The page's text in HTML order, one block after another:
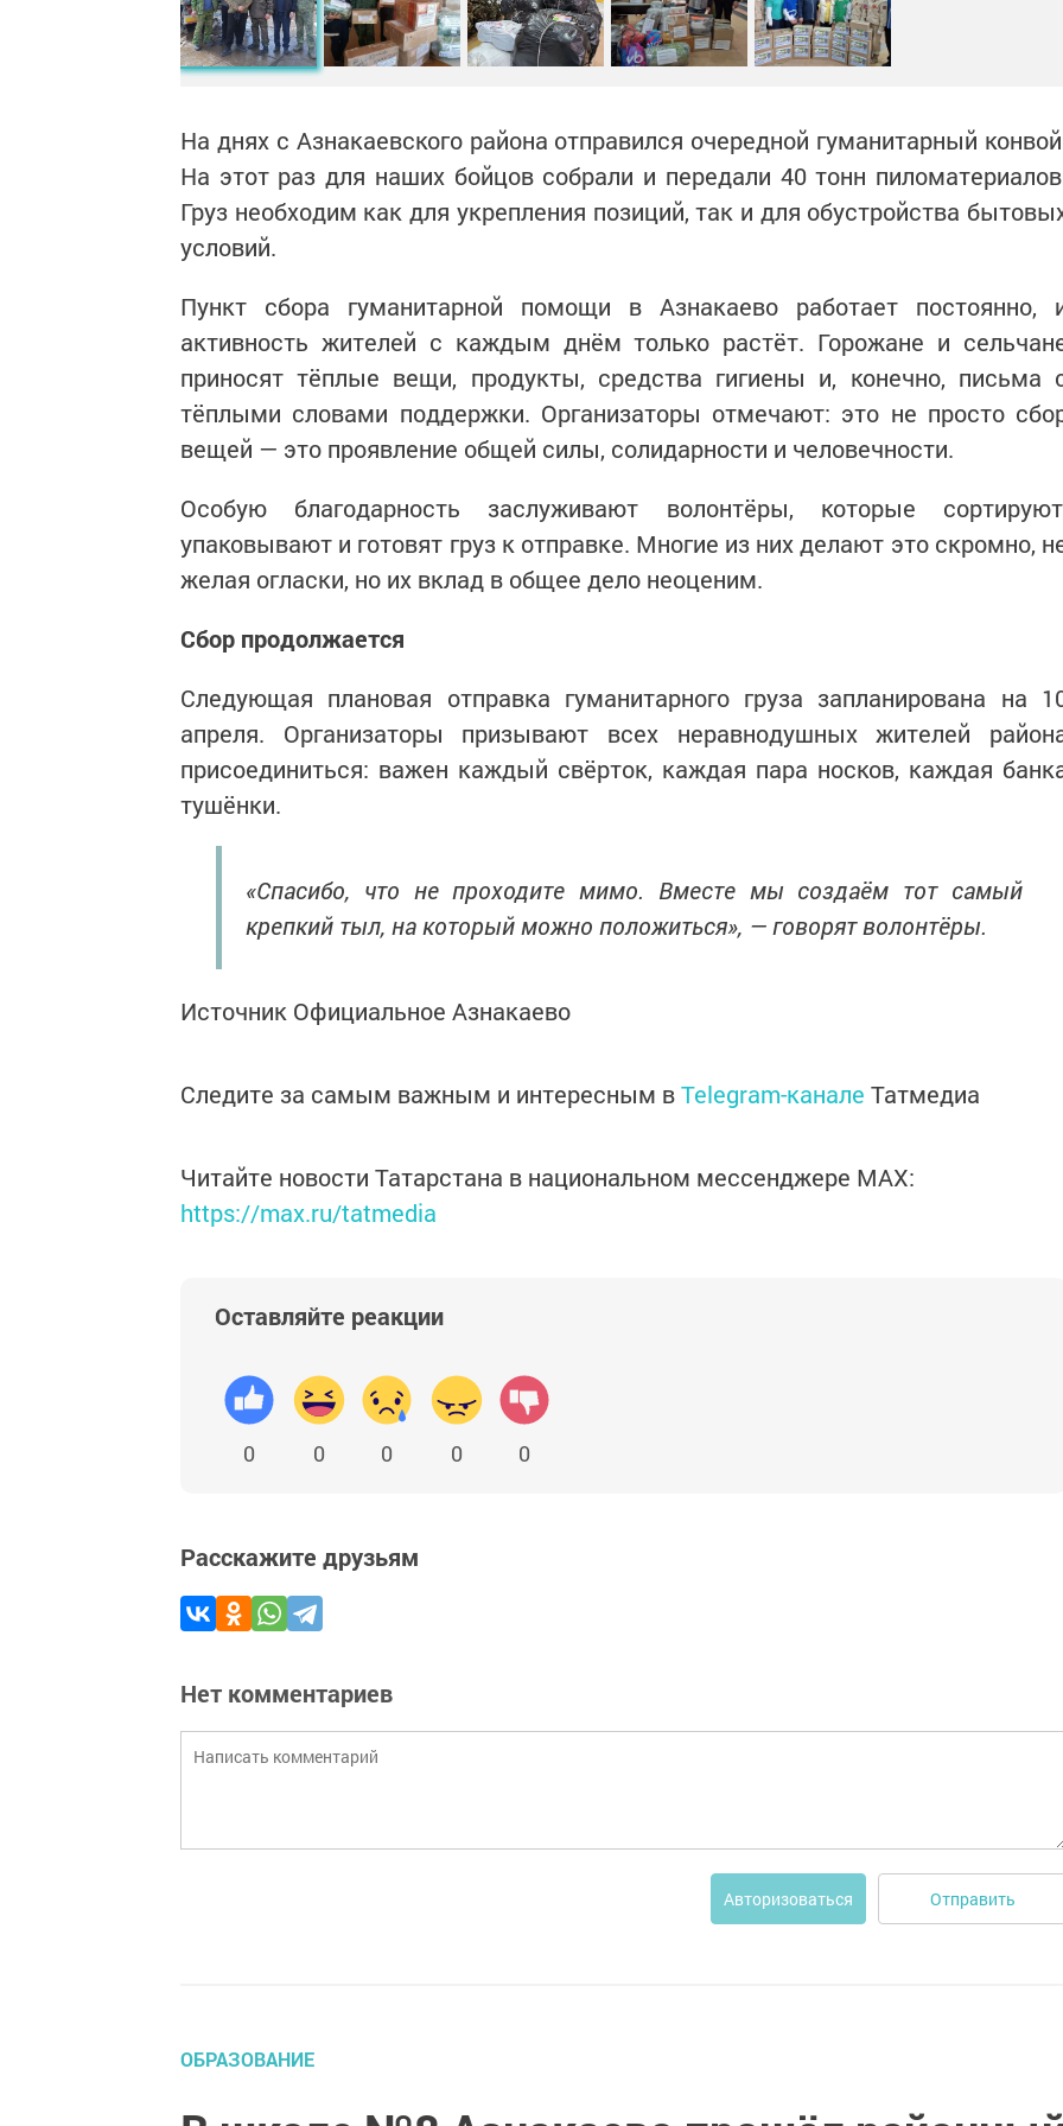
На днях с Азнакаевского района отправился очередной гуманитарный
На этот раз для наших бойцов собрали и передали 40 тонн
Груз необходим как для укрепления позиций, так и для обустройства
условий.
Пункт сбора гуманитарной помощи в Азнакаево работает постоянно,
активность жителей с каждым днём только растёт. Горожане и
приносят тёплые вещи, продукты, средства гигиены и, конечно, письма
тёплыми словами поддержки. Организаторы отмечают: это не просто
вещей — это проявление общей силы, солидарности и человечности.
Особую благодарность заслуживают волонтёры, которые
упаковывают и готовят груз к отправке. Многие из них делают это скромно,
желая огласки, но их вклад в общее дело неоценим.
Сбор продолжается
Следующая плановая отправка гуманитарного груза запланирована на
апреля. Организаторы призывают всех неравнодушных жителей
присоединиться: важен каждый свёрток, каждая пара носков, каждая
тушёнки.
«Спасибо, что не проходите мимо. Вместе мы создаём тот самый
крепкий тыл, на который можно положиться», — говорят волонтёры.
Источник Официальное Азнакаево
Следите за самым важным и интересным вTelegram-канале Татмедиа
Читайте новости Татарстана в национальном мессенджере MАХ:
https://max.ru/tatmedia
Оставляйте реакции
0 0 0 0 0
Расскажите друзьям
Нет комментариев
Авторизоваться Отправить
ОБРАЗОВАНИЕ